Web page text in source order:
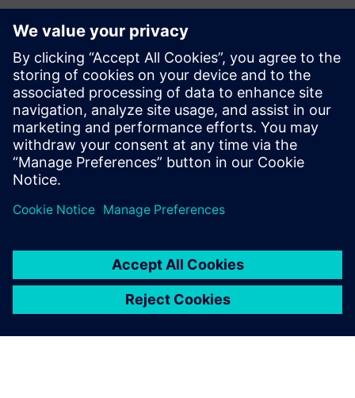
Erőforrások és kapcsolódó
termékek megismerése
További információk és források
Esettanulmány